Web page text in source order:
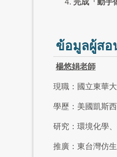
完成「動手
ข้อมูลผู้สอ
楊悠娟老師
現職：國立東華
學歷：美國凱斯
研究：環境化學
推廣：東台灣仿